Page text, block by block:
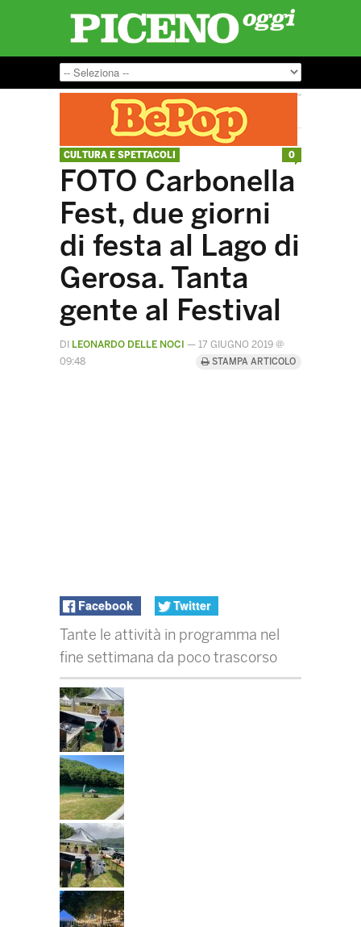
CULTURA E SPETTACOLI
FOTO Carbonella
Fest, due giorni
di festa al Lago di
Gerosa. Tanta
gente al Festival
DI LEONARDO DELLE NOCI — 17 GIUGNO 2019 @
09:48
STAMPA ARTICOLO
Facebook Twitter
Tante le attività in programma nel
fine settimana da poco trascorso
0